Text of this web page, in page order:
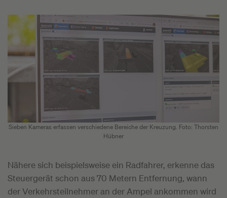
Sieben Kameras erfassen verschiedene Bereiche der Kreuzung. Foto: Thorsten
Hübner
Nähere sich beispielsweise ein Radfahrer, erkenne das
Steuergerät schon aus 70 Metern Entfernung, wann
der Verkehrsteilnehmer an der Ampel ankommen wird